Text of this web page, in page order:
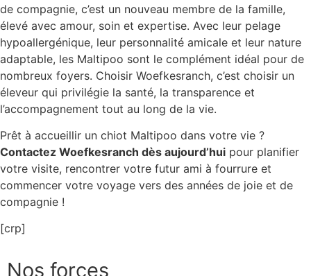
de compagnie, c’est un nouveau membre de la famille,
élevé avec amour, soin et expertise. Avec leur pelage
hypoallergénique, leur personnalité amicale et leur nature
adaptable, les Maltipoo sont le complément idéal pour de
nombreux foyers. Choisir Woefkesranch, c’est choisir un
éleveur qui privilégie la santé, la transparence et
l’accompagnement tout au long de la vie.
Prêt à accueillir un chiot Maltipoo dans votre vie ?
Contactez Woefkesranch dès aujourd’hui pour planifier
votre visite, rencontrer votre futur ami à fourrure et
commencer votre voyage vers des années de joie et de
compagnie !
[crp]
Nos forces